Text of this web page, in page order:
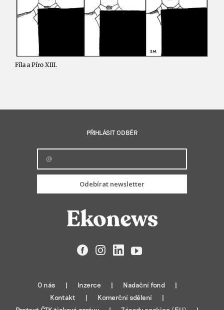
Fíla a Píro XIII.
PŘIHLÁSIT ODBĚR
Odebírat newsletter
FacebookInstagramLinkedIn
YouTube
O nás Inzerce
Nadační fond
Kontakt
Komerční sdělení